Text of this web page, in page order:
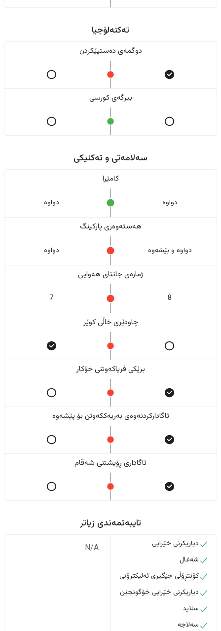
تەکنەلۆجیا
دوگمەی دەستپێکردن
بیرگەی کورسی
سەلامەتی و تەکنیکی
کامێرا
دواوە دواوە
هەستەوەری پارکینگ
دواوە و پێشەوە دواوە
ژمارەی جانتای هەوایی
8
7
چاودێری خاڵی کوێر
برێکی فریاکەوتنی خۆکار
ئاگادارکردنەوەی بەریەککەوتن بۆ پێشەوە
ئاگاداری ڕۆیشتنی شەقام
تایبەتمەندی زیاتر
دیاریکرنی خێرایی
شەغال
کۆنتڕۆڵی جێگیری ئەلیکترۆنی
دیاریکرنی خێرایی خۆگونجێن
سلاید
سەلاجە
N/A